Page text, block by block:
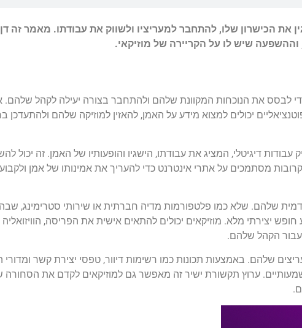
את הכישרון שלו, להתחבר למעריציו ולשווק את עבודתו. מאמר זה
וההשפעה שיש לו על הקריירה של מוזיקאי.
כדי לבסס את הנוכחות המקוונת שלהם ולהתחבר בצורה יעילה לקהל שלהם.
יכולים למצוא מידע על האמן, להאזין למוזיקה שלהם ולהתעדכן
דיגיטלי, המציג את עבודתו, הישגיו והופעותיו של האמן. זה יכול
מסתמכים על אתרי אינטרנט כדי להעריך את אמינותו של אמן
שלהם. שלא כמו פלטפורמות מדיה חברתית או שירותי סטרימינג,
יצירתי מלא. מוזיקאים יכולים להתאים אישית את הפריסה, הוויזואליה
עבור הקהל שלהם.
שלהם. באמצעות תכונות כמו רשימות דיוור, טפסי יצירת קשר ומדורי
ערוץ תקשורת ישיר זה מאפשר גם למוזיקאים לקדם את